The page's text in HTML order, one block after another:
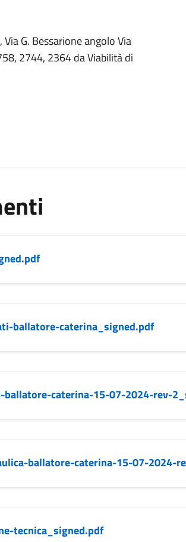
G. Bessarione angolo Via
2744, 2364 da Viabilità di
ballatore-caterina_signed.pdf
ballatore-caterina-15-07-2024-rev-
ballatore-caterina-15-07-2024-
tecnica_signed.pdf